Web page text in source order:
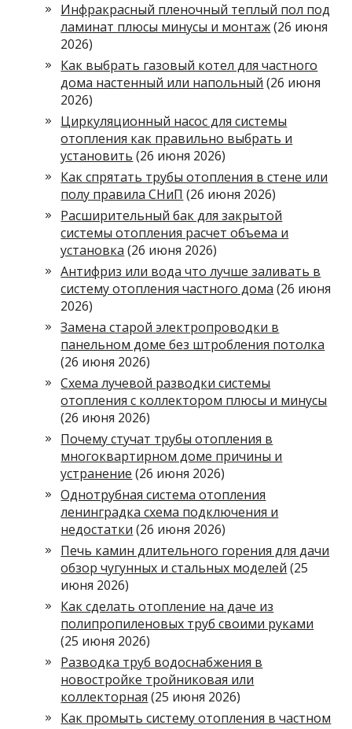
Инфракрасный пленочный теплый пол под
ламинат плюсы минусы и монтаж (26 июня
2026)
Как выбрать газовый котел для частного
дома настенный или напольный (26 июня
2026)
Циркуляционный насос для системы
отопления как правильно выбрать и
установить (26 июня 2026)
Как спрятать трубы отопления в стене или
полу правила СНиП (26 июня 2026)
Расширительный бак для закрытой
системы отопления расчет объема и
установка (26 июня 2026)
Антифриз или вода что лучше заливать в
систему отопления частного дома (26 июня
2026)
Замена старой электропроводки в
панельном доме без штробления потолка
(26 июня 2026)
Схема лучевой разводки системы
отопления с коллектором плюсы и минусы
(26 июня 2026)
Почему стучат трубы отопления в
многоквартирном доме причины и
устранение (26 июня 2026)
Однотрубная система отопления
ленинградка схема подключения и
недостатки (26 июня 2026)
Печь камин длительного горения для дачи
обзор чугунных и стальных моделей (25
июня 2026)
Как сделать отопление на даче из
полипропиленовых труб своими руками
(25 июня 2026)
Разводка труб водоснабжения в
новостройке тройниковая или
коллекторная (25 июня 2026)
Как промыть систему отопления в частном